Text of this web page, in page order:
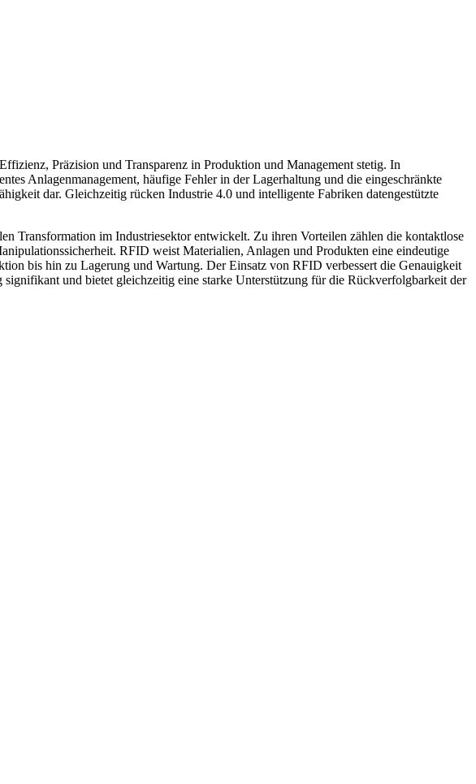
Präzision und Transparenz in Produktion und Management stetig. In
Anlagenmanagement, häufige Fehler in der Lagerhaltung und die eingeschränkte
dar. Gleichzeitig rücken Industrie 4.0 und intelligente Fabriken datengestützte
Transformation im Industriesektor entwickelt. Zu ihren Vorteilen zählen die kontaktlose
RFID weist Materialien, Anlagen und Produkten eine eindeutige
bis hin zu Lagerung und Wartung. Der Einsatz von RFID verbessert die Genauigkeit
und bietet gleichzeitig eine starke Unterstützung für die Rückverfolgbarkeit der